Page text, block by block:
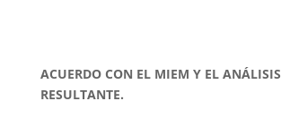
ACUERDO CON EL MIEM Y EL ANÁLISIS
RESULTANTE.